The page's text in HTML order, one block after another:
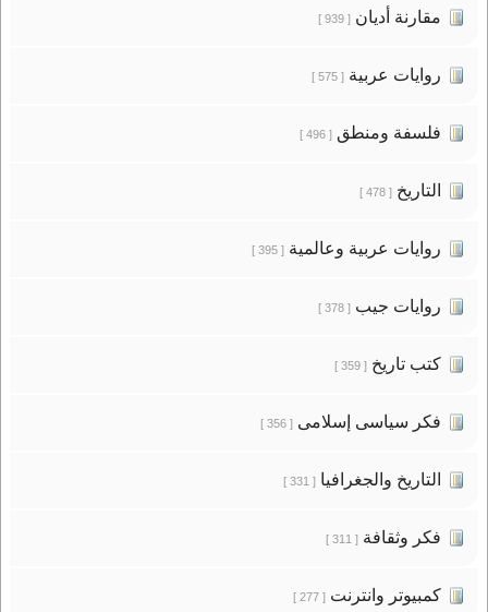
مقارنة أديان[ 939 ]
روايات عربية[ 575 ]
فلسفة ومنطق[ 496 ]
التاريخ[ 478 ]
روايات عربية وعالمية[ 395 ]
روايات جيب[ 378 ]
كتب تاريخ[ 359 ]
فكر سياسى إسلامى[ 356 ]
التاريخ والجغرافيا[ 331 ]
فكر وثقافة[ 311 ]
كمبيوتر وانترنت[ 277 ]